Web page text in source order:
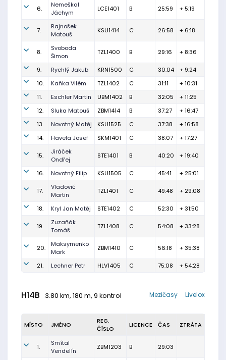
6.
Nemeškal
Jáchym
LCE1401 B 25:59 + 5:19
7.
Rajnošek
Matouš
KSU1414 C 26:58 + 6:18
8.
Svoboda
Šimon
TZL1400 B 29:16 + 8:36
9. Rychlý Jakub KRN1500 C 30:04
+ 9:24
10.
Kaňka Vilém TZL1402 C 31:11
+ 10:31
11.
Eschler Martin UBM1402 B 32:05
+ 11:25
12.
Sluka Matouš ZBM1414 B 37:27
+ 16:47
13.
Novotný Matěj KSU1525 C 37:38
+ 16:58
14.
Havela Josef SKM1401 C 38:07 + 17:27
15.
Jiráček
Ondřej
STE1401 B 40:20 + 19:40
16. Novotný Filip KSU1505 C 45:41 + 25:01
17.
Vladovič
Martin
TZL1401 C 49:48 + 29:08
18. Kryl Jan Matěj STE1402 C 52:30 + 31:50
19.
Zuzaňák
Tomáš
TZL1408 C 54:08 + 33:28
20.
Maksymenko
Mark
ZBM1410 C 56:18 + 35:38
21. Lechner Petr HLV1405 C 75:08 + 54:28
H14B 3.80 km, 180 m, 9 kontrol Livelox
Mezičasy
MÍSTO JMÉNO
REG.
ČÍSLO
LICENCE ČAS ZTRÁTA
1.
Smítal
Vendelín
ZBM1203 B 29:03